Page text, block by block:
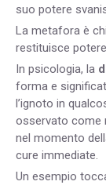
suo potere
La metafora è
restituisce
In psicologia, la
forma e
l’ignoto in
osservato come
nel momento
cure immediate.
Un esempio